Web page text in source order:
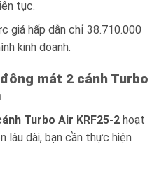
tục.
giá hấp dẫn chỉ 38.710.000
kinh doanh.
mát 2 cánh Turbo
Turbo Air KRF25-2 hoạt
lâu dài, bạn cần thực hiện